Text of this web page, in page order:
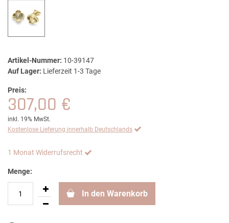
Artikel-Nummer: 10-39147
Auf Lager: Lieferzeit 1-3 Tage
Preis:
307,00 €
inkl. 19% MwSt.
Kostenlose Lieferung innerhalb Deutschlands
1 Monat Widerrufsrecht
Menge:
In den Warenkorb